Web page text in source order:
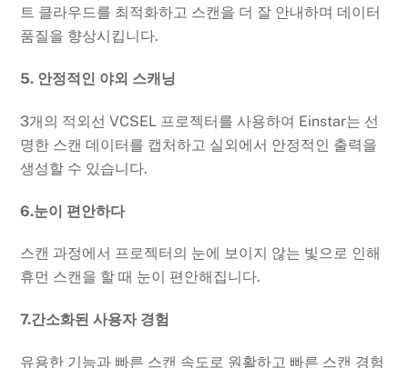
트 클라우드를 최적화하고 스캔을 더 잘 안내하며 데이터
품질을 향상시킵니다.
5. 안정적인 야외 스캐닝
3개의 적외선 VCSEL 프로젝터를 사용하여 Einstar는 선
명한 스캔 데이터를 캡처하고 실외에서 안정적인 출력을
생성할 수 있습니다.
6.눈이 편안하다
스캔 과정에서 프로젝터의 눈에 보이지 않는 빛으로 인해
휴먼 스캔을 할 때 눈이 편안해집니다.
7.간소화된 사용자 경험
유용한 기능과 빠른 스캔 속도로 원활하고 빠른 스캔 경험